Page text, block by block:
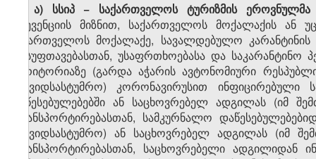
ა)
სსიპ − საქართველოს ტურიზმის ეროვნულმა
პრევენციის მიზნით, საქართველოს მოქალაქის ან
საქართველოს მოქალაქე, სავალდებულო
დასუფთავებასთან, უსაფრთხოებასა და საკარანტინო
ტერიტორიაზე (გარდა აჭარის ავტონომიური
(კოვიდსასტუმრო) კორონავირუსით
დაწესებულებებში ან საცხოვრებელ ადგილას (იმ
ტრანსპორტირებასთან, სამკურნალო
(კოვიდსასტუმრო) ან საცხოვრებელ ადგილას (იმ
ტრანსპორტირებასთან, საცხოვრებელი ადგილიდან